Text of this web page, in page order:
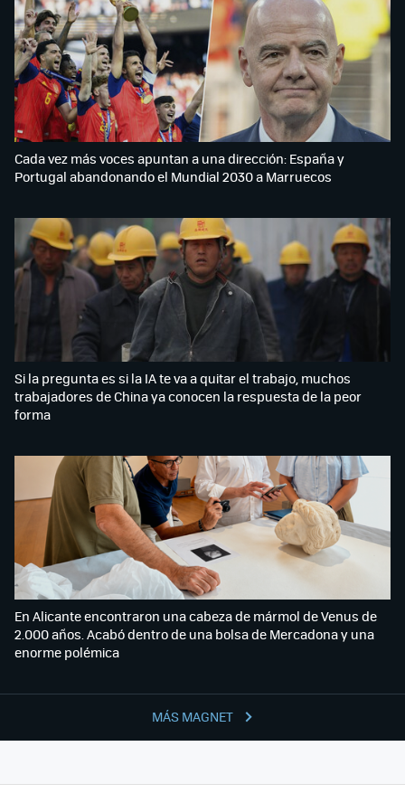
MÁS MAGNET
Cada vez más voces apuntan a una dirección: España y
Portugal abandonando el Mundial 2030 a Marruecos
Si la pregunta es si la IA te va a quitar el trabajo, muchos
trabajadores de China ya conocen la respuesta de la peor
forma
En Alicante encontraron una cabeza de mármol de Venus de
2.000 años. Acabó dentro de una bolsa de Mercadona y una
enorme polémica